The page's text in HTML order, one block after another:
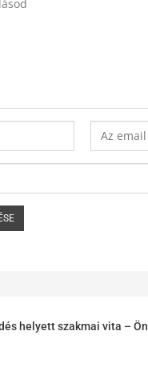
helyett szakmai vita – Ön